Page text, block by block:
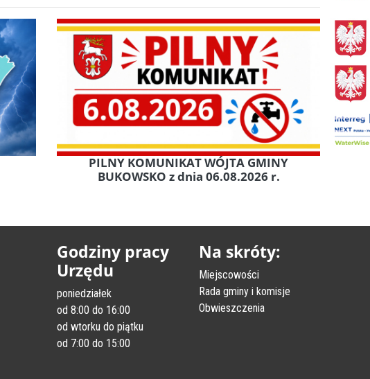
PILNY KOMUNIKAT WÓJTA GMINY
BUKOWSKO z dnia 06.08.2026 r.
Godziny pracy
Urzędu
poniedziałek
od 8:00 do 16:00
od wtorku do piątku
od 7:00 do 15:00
Na skróty:
Miejscowości
Rada gminy i komisje
Obwieszczenia